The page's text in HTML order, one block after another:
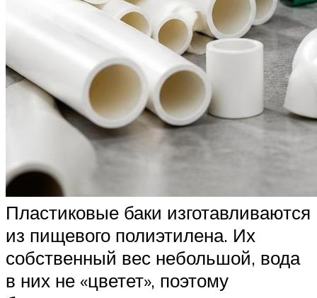
Пластиковые баки изготавливаются
из пищевого полиэтилена. Их
собственный вес небольшой, вода
в них не «цветет», поэтому